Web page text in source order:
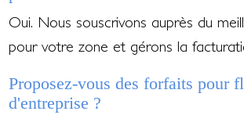
Oui. Nous souscrivons auprès du
pour votre zone et gérons la
Proposez-vous des forfaits pour
d'entreprise ?